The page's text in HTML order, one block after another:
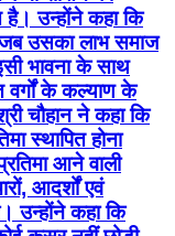
है। उन्होंने कहा कि
जब उसका लाभ समाज
भावना के साथ
वर्गों के कल्याण के
चौहान ने कहा कि
स्थापित होना
आने वाली
आदर्शों एवं
उन्होंने कहा कि